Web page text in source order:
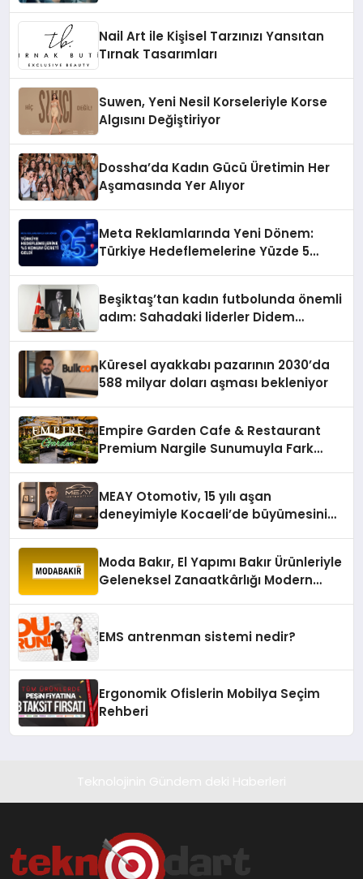
Nail Art ile Kişisel Tarzınızı Yansıtan
Tırnak Tasarımları
Suwen, Yeni Nesil Korseleriyle Korse
Algısını Değiştiriyor
Dossha’da Kadın Gücü Üretimin Her
Aşamasında Yer Alıyor
Meta Reklamlarında Yeni Dönem:
Türkiye Hedeflemelerine Yüzde 5
Beşiktaş’tan kadın futbolunda önemli
adım: Sahadaki liderler Didem
Küresel ayakkabı pazarının 2030’da
588 milyar doları aşması bekleniyor
Empire Garden Cafe & Restaurant
Premium Nargile Sunumuyla Fark
MEAY Otomotiv, 15 yılı aşan
deneyimiyle Kocaeli’de büyümesini
Moda Bakır, El Yapımı Bakır Ürünleriyle
Geleneksel Zanaatkârlığı Modern
EMS antrenman sistemi nedir?
Ergonomik Ofislerin Mobilya Seçim
Rehberi